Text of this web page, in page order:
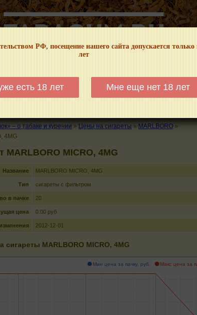
РФ, посещение нашего сайта допускается
лет
есть 18 лет Мне еще нет 18 лет
МЫ НЕ ЗАНИМАЕМСЯ ПРОДАЖЕЙ И РЕКЛАМОЙ
ТРУБКИ ГДЕ КУПИТЬ ГДЕ ПОКУРИТЬ КУРЕНИЕ И
– о табаке и курении » Цены на сигареты » MARLBORO »
4MG
MARLBORO MICRO, 4MG
Название MARLBORO MICRO, 4MG
Тип сигареты с фильтром
в пачке 20
цена 0.00 руб
2012-12-01
сигареты MARLBORO MICRO, 4MG
Мин цена за пачку, руб. Макс цена за